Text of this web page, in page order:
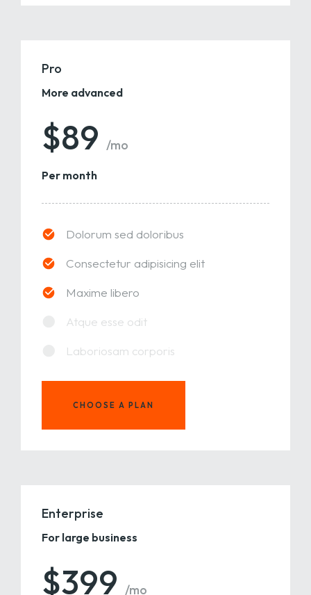
Pro
More advanced
$89 /mo
Per month
Dolorum sed doloribus
Consectetur adipisicing elit
Maxime libero
Atque esse odit
Laboriosam corporis
CHOOSE A PLAN
Enterprise
For large business
$399 /mo